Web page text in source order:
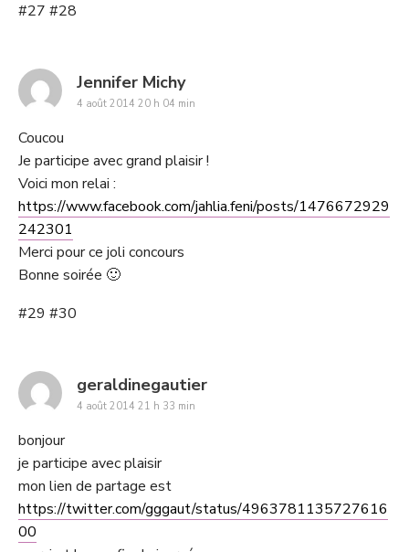
#27 #28
Jennifer Michysays:
4 août 2014 20 h 04 min
Coucou
Je participe avec grand plaisir !
Voici mon relai :
https://www.facebook.com/jahlia.feni/posts/1476672929
242301
Merci pour ce joli concours
Bonne soirée 🙂
#29 #30
geraldinegautiersays:
4 août 2014 21 h 33 min
bonjour
je participe avec plaisir
mon lien de partage est
https://twitter.com/gggaut/status/4963781135727616
00